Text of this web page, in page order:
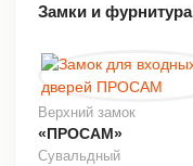
Замки и фурнитура
Верхний замок
«ПРОСАМ»
Сувальдный